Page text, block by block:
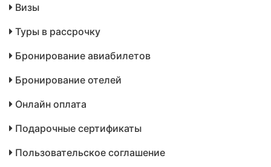
Визы
Туры в рассрочку
Бронирование авиабилетов
Бронирование отелей
Онлайн оплата
Подарочные сертификаты
Пользовательское соглашение